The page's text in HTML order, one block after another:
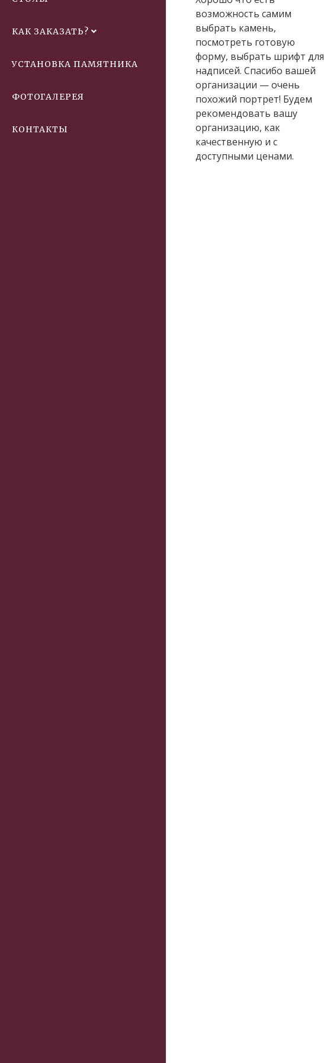
КАК ЗАКАЗАТЬ?
УСТАНОВКА ПАМЯТНИКА
ФОТОГАЛЕРЕЯ
КОНТАКТЫ
возможность самим
выбрать камень,
посмотреть готовую
форму, выбрать шрифт для
надписей. Спасибо вашей
организации — очень
похожий портрет! Будем
рекомендовать вашу
организацию, как
качественную и с
доступными ценами.